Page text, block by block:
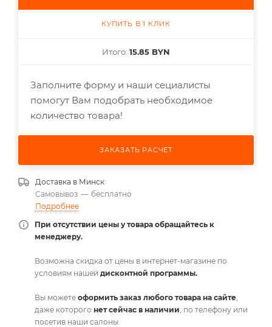
КУПИТЬ В 1 КЛИК
Итого: 15.85 BYN
Заполните форму и наши сециалисты
помогут Вам подобрать необходимое
количество товара!
ЗАКАЗАТЬ РАСЧЕТ
Доставка в Минск
Самовывоз — бесплатно
Подробнее
При отсутствии цены у товара обращайтесь к
менеджеру.
Возможна скидка от цены в интернет-магазине по
условиям нашей дисконтной программы.
Вы можете оформить заказ любого товара на сайте,
даже которого нет сейчас в наличии, по телефону или
посетив наши салоны.